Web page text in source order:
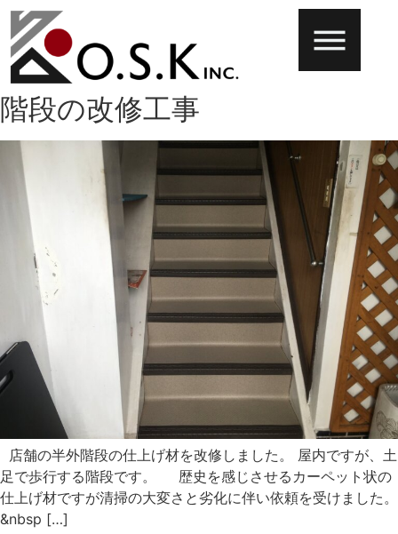
階段の改修工事
店舗の半外階段の仕上げ材を改修しました。 屋内ですが、土
足で歩行する階段です。 歴史を感じさせるカーペット状の
仕上げ材ですが清掃の大変さと劣化に伴い依頼を受けました。
&nbsp […]